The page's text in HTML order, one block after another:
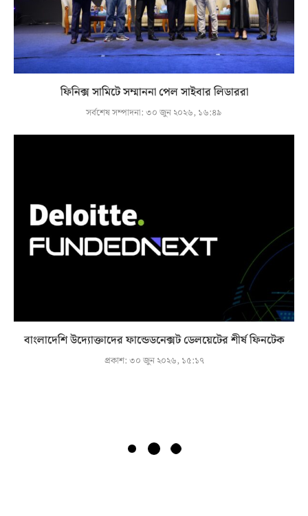
ফিনিক্স সামিটে সম্মাননা পেল সাইবার লিডাররা
সর্বশেষ সম্পাদনা:৩০ জুন ২০২৬, ১৬:৪৯
বাংলাদেশি উদ্যোক্তাদের ফান্ডেডনেক্সট ডেলয়েটের শীর্ষ ফিনটেক
প্রকাশ:৩০ জুন ২০২৬, ১৫:১৭